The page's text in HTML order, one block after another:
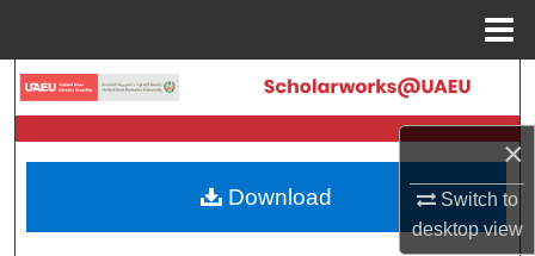
×
Switch to
desktopview
Search
Browse Collections
My Account
Download